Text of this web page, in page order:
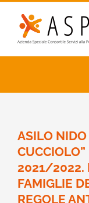
ASILO
2021/2022.
FAMIGLIE
REGOLE